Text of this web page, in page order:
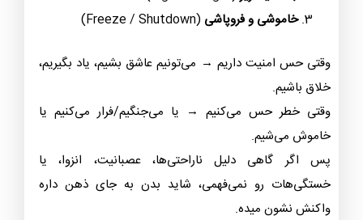
خاموشی و فروپاشی (Freeze / Shutdown)
وقتی حس امنیت داریم → می‌تونیم عاشق بشیم، یاد بگیریم،
خلاق باشیم.
وقتی خطر حس می‌کنیم → یا می‌جنگیم/فرار می‌کنیم یا
خاموش می‌شیم.
پس اگر گاهی دلیل ناراحتی‌ها، عصبانیت، انزوا، یا
خستگی‌هات رو نمی‌فهمی، شاید بدن به جای ذهن داره
واکنش نشون میده.